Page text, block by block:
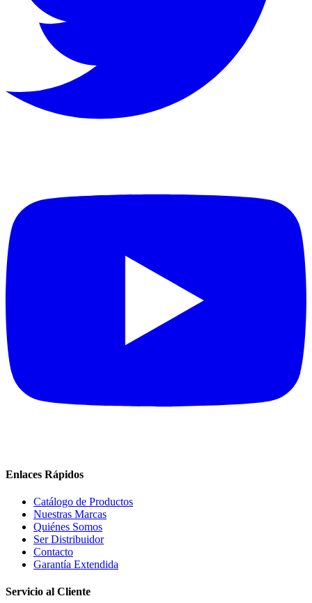
Enlaces Rápidos
Catálogo de Productos
Nuestras Marcas
Quiénes Somos
Ser Distribuidor
Contacto
Garantía Extendida
Servicio al Cliente